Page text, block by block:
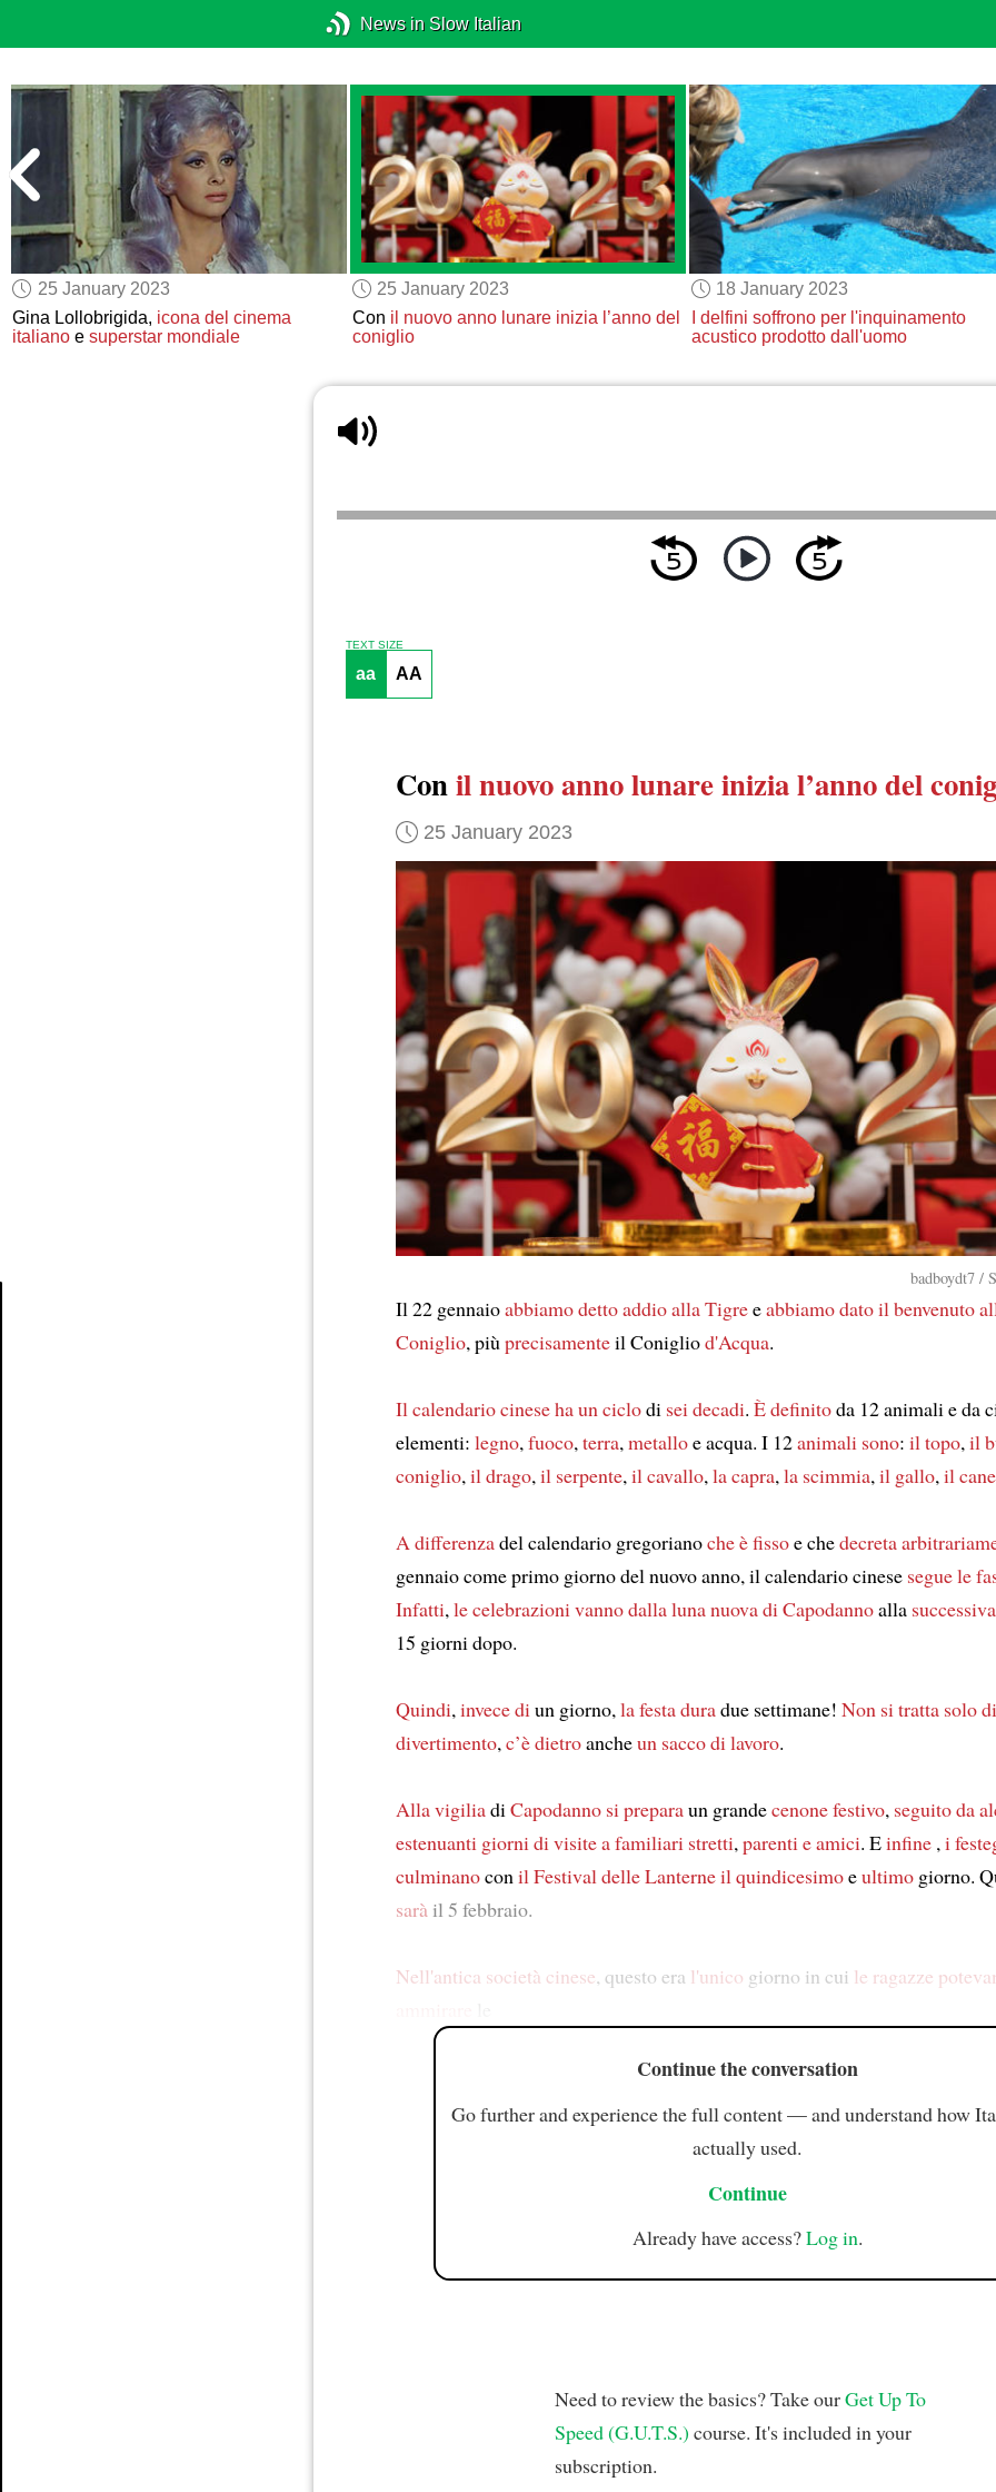
News in Slow Italian
25 January 2023
Gina Lollobrigida, icona del cinema
italiano esuperstar mondiale
25 January 2023
Con il nuovo anno lunare inizia l’anno del
coniglio
18 January 2023
I delfini soffrono per l'inquinamento
acustico prodotto dall'uomo
TEXT SIZE
aa AA
Conil nuovo anno lunareinizial’anno del
25 January 2023
badboydt7 /
Il 22 gennaioabbiamo detto addioalla Tigreeabbiamo dato il benvenuto
Coniglio, più precisamenteil Conigliod'Acqua.
Il calendario cineseha un ciclodi sei decadi. È definitoda 12 animali e da
elementi: legno, fuoco, terra, metalloe acqua. I 12animali sono: il topo, il
coniglio, il drago, il serpente, il cavallo, la capra, la scimmia, il gallo, il cane
A differenzadel calendario gregorianoche è fissoe chedecreta
gennaio come primo giorno del nuovo anno, il calendario cinese segue le
Infatti, le celebrazioni vannodalla luna nuova di Capodannoalla
15 giorni dopo.
Quindi, invece di un giorno, la festa duradue settimane! Non si tratta solo di
divertimento, c’è dietroancheun sacco di lavoro.
Alla vigiliadi Capodanno si preparaun grandecenone festivo, seguito da
estenuanti giorni di visite a familiari stretti, parenti e amici. Einfine , i
culminanocon il Festival delle Lanterneil quindicesimoeultimo giorno.
sarà il 5 febbraio.
Nell'antica società cinese, questo era l'unico giorno in cui le ragazze
Continue the conversation
Go further and experience the full content — and understand how
actually used.
Continue
Already have access?Log in.
Need to review the basics? Take ourGet Up To
Speed (G.U.T.S.) course. It's included in your
subscription.